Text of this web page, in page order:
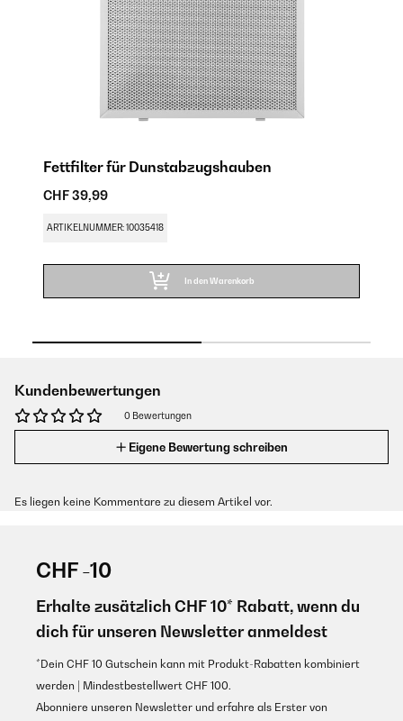
Fettfilter für Dunstabzugshauben
CHF 39,99
ARTIKELNUMMER: 10035418
In den Warenkorb
Kundenbewertungen
0 Bewertungen
Eigene Bewertung schreiben
Es liegen keine Kommentare zu diesem Artikel vor.
CHF -10
Erhalte zusätzlich CHF 10* Rabatt, wenn du
dich für unseren Newsletter anmeldest
*Dein CHF 10 Gutschein kann mit Produkt-Rabatten kombiniert
werden | Mindestbestellwert CHF 100.
Abonniere unseren Newsletter und erfahre als Erster von